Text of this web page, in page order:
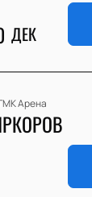
ДЕК
Арена